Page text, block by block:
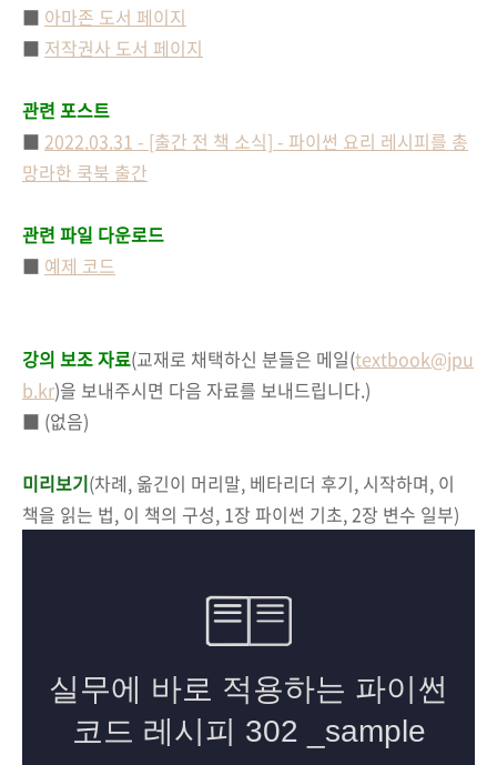
■ 아마존 도서 페이지
■ 저작권사 도서 페이지
관련 포스트
■ 2022.03.31 - [출간 전 책 소식] - 파이썬 요리 레시피를 총
망라한 쿡북 출간
관련 파일 다운로드
■ 예제 코드
강의 보조 자료(교재로 채택하신 분들은 메일(textbook@jpu
b.kr)을 보내주시면 다음 자료를 보내드립니다.)
■ (없음)
미리보기(차례, 옮긴이 머리말, 베타리더 후기, 시작하며, 이
책을 읽는 법, 이 책의 구성, 1장 파이썬 기초, 2장 변수 일부)